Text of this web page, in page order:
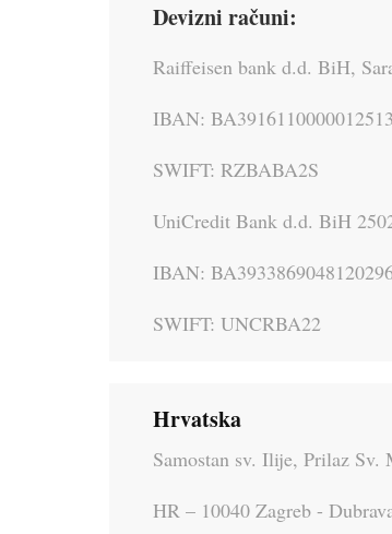
Devizni računi:
Raiffeisen bank d.d. BiH,
IBAN:
SWIFT: RZBABA2S
UniCredit Bank d.d. BiH
IBAN:
SWIFT: UNCRBA22
Hrvatska
Samostan sv. Ilije, Prilaz Sv.
HR – 10040 Zagreb -